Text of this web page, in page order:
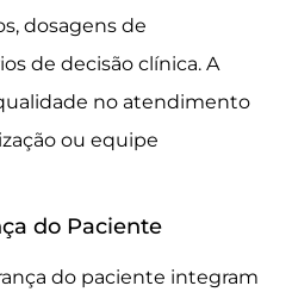
dosagens de
de decisão clínica. A
no atendimento
ou equipe
do Paciente
do paciente integram